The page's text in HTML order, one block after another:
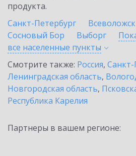
продукта.
Санкт-Петербург
Всеволожск
Сосновый Бор
Выборг
все населенные пункты
Смотрите также: Россия, Санкт-
Ленинградская область,
Новгородская область,
Республика Карелия
Партнеры в вашем регионе: